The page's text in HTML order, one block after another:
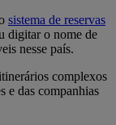
sistema de reservas
digitar o nome de
nesse país.
complexos
e das companhias